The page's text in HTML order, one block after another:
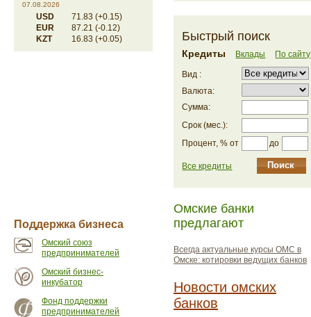
07.08.2026
USD
71.83 (+0.15)
EUR
87.21 (-0.12)
KZT
16.83 (+0.05)
Поддержка бизнеса
Омский союз
предпринимателей
Омский бизнес-
инкубатор
Фонд поддержки
предпринимателей
Быстрый поиск
Кредиты Вклады По сайту
Вид :
Валюта:
Сумма:
Срок (мес.):
Процент, % от
до
Все кредиты
Омские банки
предлагают
Всегда актуальные курсы ОМС в
Омске: котировки ведущих банков
Новости омских
банков